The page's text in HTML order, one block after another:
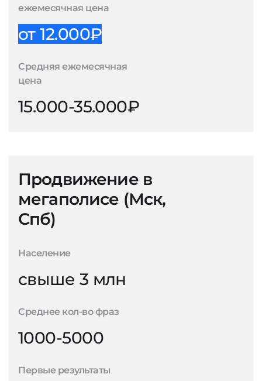
ежемесячная цена
от 12.000₽
Средняя ежемесячная
цена
15.000-35.000₽
Продвижение в
мегаполисе (Мск,
Спб)
Население
свыше 3 млн
Среднее кол-во фраз
1000-5000
Первые результаты